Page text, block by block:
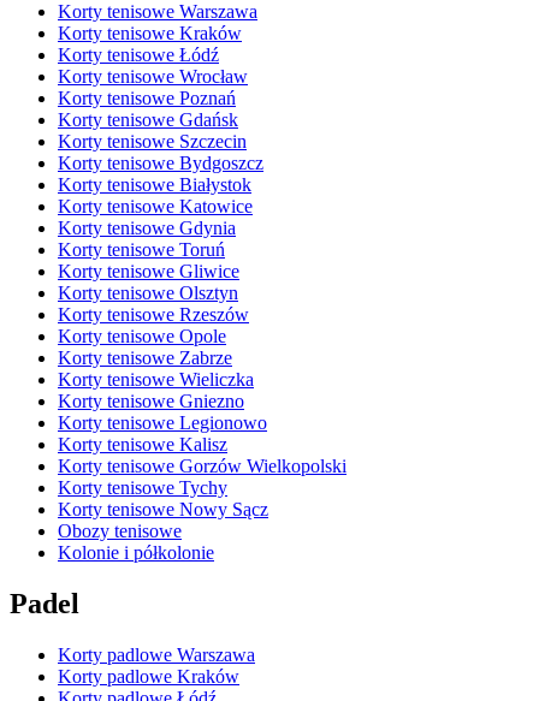
Korty tenisowe Warszawa
Korty tenisowe Kraków
Korty tenisowe Łódź
Korty tenisowe Wrocław
Korty tenisowe Poznań
Korty tenisowe Gdańsk
Korty tenisowe Szczecin
Korty tenisowe Bydgoszcz
Korty tenisowe Białystok
Korty tenisowe Katowice
Korty tenisowe Gdynia
Korty tenisowe Toruń
Korty tenisowe Gliwice
Korty tenisowe Olsztyn
Korty tenisowe Rzeszów
Korty tenisowe Opole
Korty tenisowe Zabrze
Korty tenisowe Wieliczka
Korty tenisowe Gniezno
Korty tenisowe Legionowo
Korty tenisowe Kalisz
Korty tenisowe Gorzów Wielkopolski
Korty tenisowe Tychy
Korty tenisowe Nowy Sącz
Obozy tenisowe
Kolonie i półkolonie
Padel
Korty padlowe Warszawa
Korty padlowe Kraków